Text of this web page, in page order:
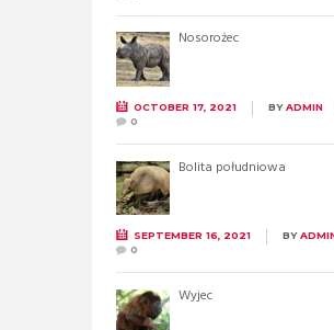
Nosorożec
OCTOBER 17, 2021 BYADMIN
0
Bolita południowa
SEPTEMBER 16, 2021 BY
0
Wyjec